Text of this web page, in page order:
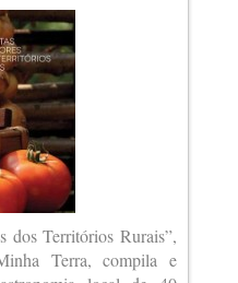
dos Territórios Rurais”,
Terra, compila e